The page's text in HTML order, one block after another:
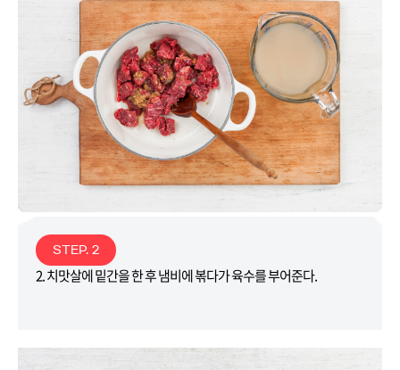
STEP. 2
2. 치맛살에 밑간을 한 후 냄비에 볶다가 육수를 부어준다.